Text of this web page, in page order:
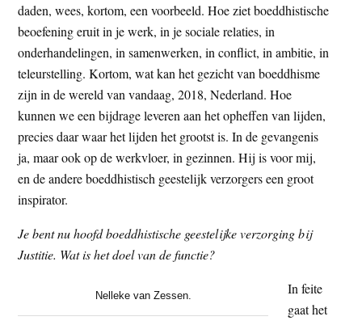
daden, wees, kortom, een voorbeeld. Hoe ziet boeddhistische
beoefening eruit in je werk, in je sociale relaties, in
onderhandelingen, in samenwerken, in conflict, in ambitie, in
teleurstelling. Kortom, wat kan het gezicht van boeddhisme
zijn in de wereld van vandaag, 2018, Nederland. Hoe
kunnen we een bijdrage leveren aan het opheffen van lijden,
precies daar waar het lijden het grootst is. In de gevangenis
ja, maar ook op de werkvloer, in gezinnen. Hij is voor mij,
en de andere boeddhistisch geestelijk verzorgers een groot
inspirator.
Je bent nu hoofd boeddhistische geestelijke verzorging bij
Justitie. Wat is het doel van de functie?
Nelleke van Zessen.
In feite
gaat het